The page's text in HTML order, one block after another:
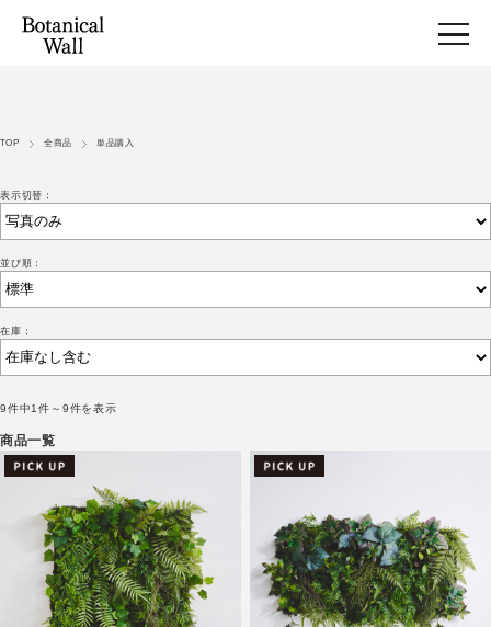
TOP 全商品 単品購入
表示切替：
並び順：
在庫：
9件中1件～9件を表示
商品一覧